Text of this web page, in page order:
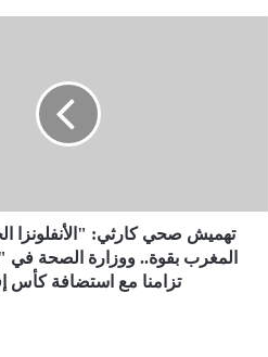
تهميش صحي كارثي: "الأنفلونزا
المغرب بقوة.. ووزارة الصحة في
تزامنا مع استضافة كأس